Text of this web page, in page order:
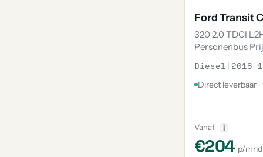
Ford Transit
320 2.0 TDCI
Personenbus
Diesel | 2018 |
Direct leverbaar
Vanaf i
€204 p/mnd